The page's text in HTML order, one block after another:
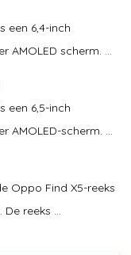
een 6,4-inch
AMOLED scherm. ...
een 6,5-inch
AMOLED-scherm. ...
Oppo Find X5-reeks
reeks ...